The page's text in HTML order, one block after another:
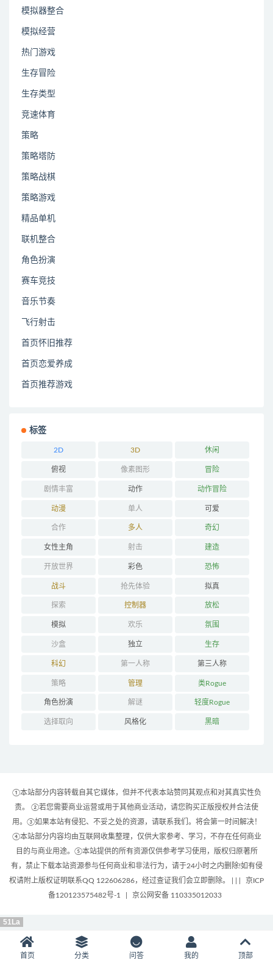
模拟器整合
模拟经营
热门游戏
生存冒险
生存类型
竞速体育
策略
策略塔防
策略战棋
策略游戏
精品单机
联机整合
角色扮演
赛车竞技
音乐节奏
飞行射击
首页怀旧推荐
首页恋爱养成
首页推荐游戏
标签
2D 3D 休闲
俯视 像素图形 冒险
剧情丰富 动作 动作冒险
动漫 单人 可爱
合作 多人 奇幻
女性主角 射击 建造
开放世界 彩色 恐怖
战斗 抢先体验 拟真
探索 控制器 放松
模拟 欢乐 氛围
沙盒 独立 生存
科幻 第一人称 第三人称
策略 管理 类Rogue
角色扮演 解谜 轻度Rogue
选择取向 风格化 黑暗
①本站部分内容转载自其它媒体，但并不代表本站赞同其观点和对其真实性负
责。 ②若您需要商业运营或用于其他商业活动，请您购买正版授权并合法使
用。③如果本站有侵犯、不妥之处的资源，请联系我们。将会第一时间解决！
④本站部分内容均由互联网收集整理，仅供大家参考、学习，不存在任何商业
目的与商业用途。⑤本站提供的所有资源仅供参考学习使用，版权归原著所
有，禁止下载本站资源参与任何商业和非法行为，请于24小时之内删除!如有侵
权请附上版权证明联系QQ 122606286，经过查证我们会立即删除。 | |
京ICP
备120123575482号-1
京公网安备 110335012033
首页 分类 问答 我的 顶部
51La